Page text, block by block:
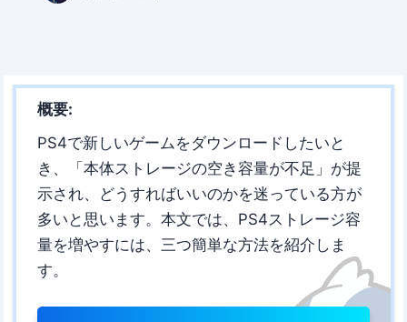
概要:
PS4で新しいゲームをダウンロードしたいと
き、「本体ストレージの空き容量が不足」が提
示され、どうすればいいのかを迷っている方が
多いと思います。本文では、PS4ストレージ容
量を増やすには、三つ簡単な方法を紹介しま
す。